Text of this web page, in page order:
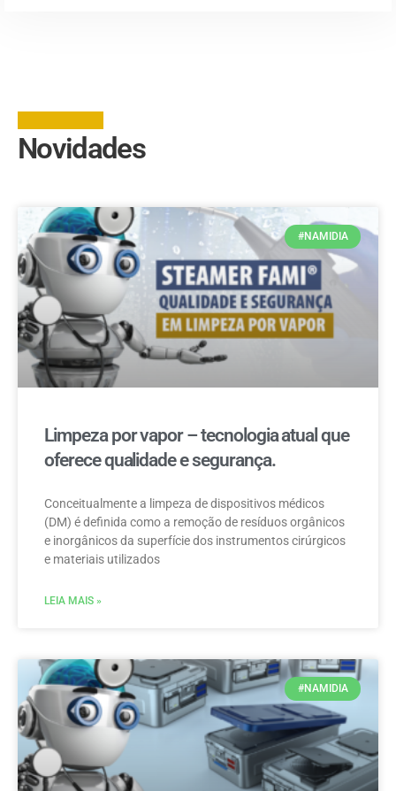
Novidades
#NAMIDIA
Limpeza por vapor – tecnologia atual que
oferece qualidade e segurança.
Conceitualmente a limpeza de dispositivos médicos
(DM) é definida como a remoção de resíduos orgânicos
e inorgânicos da superfície dos instrumentos cirúrgicos
e materiais utilizados
LEIA MAIS »
#NAMIDIA